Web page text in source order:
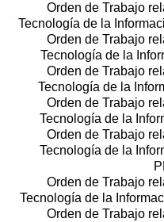
Orden de Trabajo
Tecnología de la
Orden de Trabajo
Tecnología de la
Orden de Trabajo
Tecnología de la
Orden de Trabajo
Tecnología de la
Orden de Trabajo
Tecnología de la
Orden de Trabajo
Tecnología de la
Orden de Trabajo